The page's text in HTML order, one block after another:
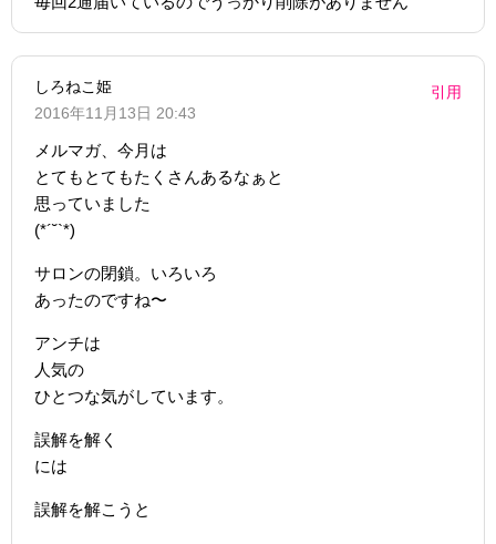
しろねこ姫
2016年11月13日 20:43
引用
メルマガ、今月は
とてもとてもたくさんあるなぁと
思っていました
(*´˘`*)
サロンの閉鎖。いろいろ
あったのですね〜
アンチは
人気の
ひとつな気がしています。
誤解を解く
には
誤解を解こうと